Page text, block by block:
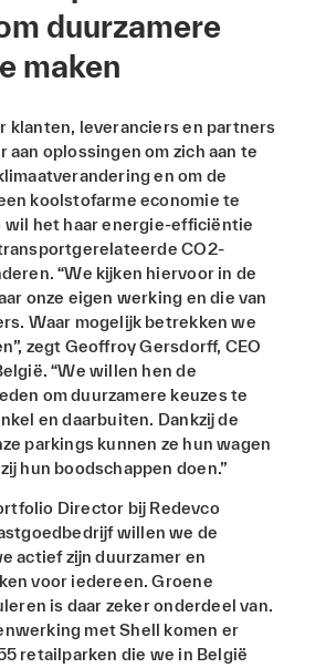
duurzamere
maken
klanten, leveranciers en partners
aan oplossingen om zich aan te
en om de
koolstofarme economie te
wil het haar energie-efficiëntie
CO2-
“We kijken hiervoor in de
onze eigen werking en die van
Waar mogelijk betrekken we
zegt Geoffroy Gersdorff, CEO
“We willen hen de
om duurzamere keuzes te
en daarbuiten. Dankzij de
parkings kunnen ze hun wagen
hun boodschappen doen.”
Director bij Redevco
willen we de
actief zijn duurzamer en
voor iedereen. Groene
is daar zeker onderdeel van.
met Shell komen er
retailparken die we in België